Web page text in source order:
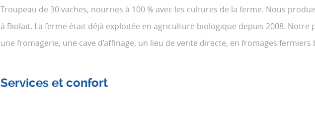
Troupeau de 30 vaches, nourries à 100 % avec les cultures de la ferme. Nous
à Biolait. La ferme était déjà exploitée en agriculture biologique depuis 2008. Notre
une fromagerie, une cave d’affinage, un lieu de vente directe, en fromages fermiers
Services et confort